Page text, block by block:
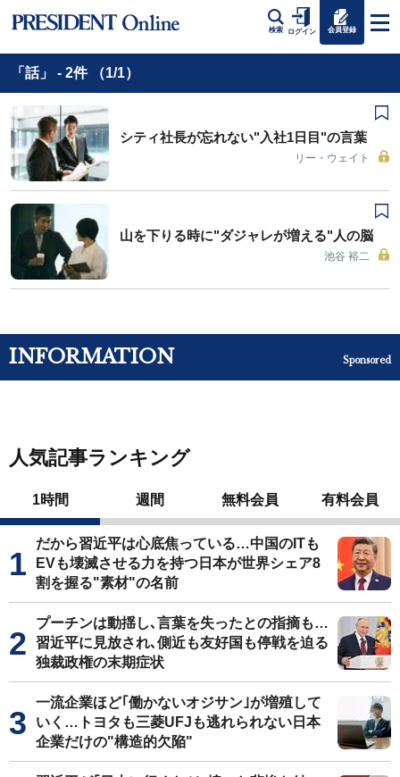
検索 ログイン 会員登録
「話」 - 2件 （1/1）
シティ社長が忘れない"入社1日目"の言葉
リー・ウェイト
山を下りる時に"ダジャレが増える"人の脳
池谷 裕二
INFORMATION Sponsored
人気記事ランキング
1時間 週間 無料会員 有料会員
だから習近平は心底焦っている…中国のITも
EVも壊滅させる力を持つ日本が世界シェア8
割を握る"素材"の名前
プーチンは動揺し､言葉を失ったとの指摘も…
習近平に見放され､側近も友好国も停戦を迫る
独裁政権の末期症状
一流企業ほど｢働かないオジサン｣が増殖して
いく…トヨタも三菱UFJも逃れられない日本
企業だけの"構造的欠陥"